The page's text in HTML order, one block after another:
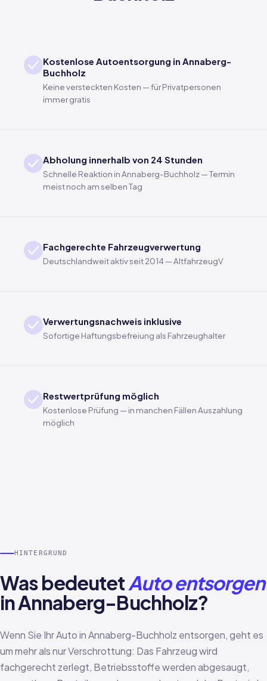
Kostenlose Autoentsorgung in Annaberg-
Buchholz
Keine versteckten Kosten — für Privatpersonen
immer gratis
Abholung innerhalb von 24 Stunden
Schnelle Reaktion in Annaberg-Buchholz — Termin
meist noch am selben Tag
Fachgerechte Fahrzeugverwertung
Deutschlandweit aktiv seit 2014 — AltfahrzeugV
Verwertungsnachweis inklusive
Sofortige Haftungsbefreiung als Fahrzeughalter
Restwertprüfung möglich
Kostenlose Prüfung — in manchen Fällen Auszahlung
möglich
HINTERGRUND
Was bedeutetAuto entsorgen
in Annaberg-Buchholz?
Wenn Sie Ihr Auto in Annaberg-Buchholz entsorgen, geht es
um mehr als nur Verschrottung: Das Fahrzeug wird
fachgerecht zerlegt, Betriebsstoffe werden abgesaugt,